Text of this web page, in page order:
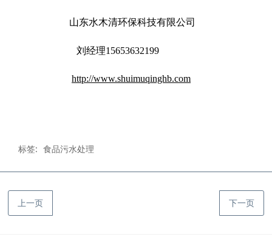
山东水木清环保科技有限公司
刘经理15653632199
http://www.shuimuqinghb.com
标签: 食品污水处理
上一页 下一页